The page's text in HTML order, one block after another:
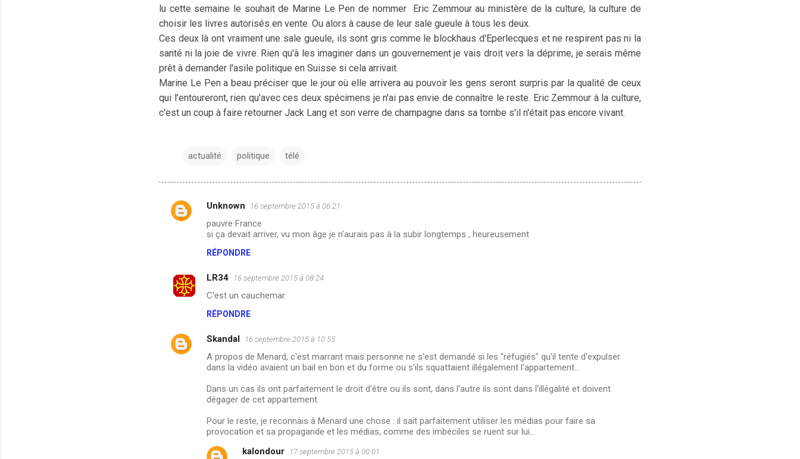
lu cette semaine le souhait de Marine Le Pen de nommer Eric Zemmour au ministère de la culture, la culture de
choisir les livres autorisés en vente. Ou alors à cause de leur sale gueule à tous les deux.
Ces deux là ont vraiment une sale gueule, ils sont gris comme le blockhaus d'Eperlecques et ne respirent pas ni la
santé ni la joie de vivre. Rien qu'à les imaginer dans un gouvernement je vais droit vers la déprime, je serais même
prêt à demander l'asile politique en Suisse si cela arrivait.
Marine Le Pen a beau préciser que le jour où elle arrivera au pouvoir les gens seront surpris par la qualité de ceux
qui l’entoureront, rien qu'avec ces deux spécimens je n'ai pas envie de connaître le reste. Eric Zemmour à la culture,
c'est un coup à faire retourner Jack Lang et son verre de champagne dans sa tombe s'il n'était pas encore vivant.
actualité politique télé
C
e
n
i
Unknown 16 septembre 2015 à 06:21
pauvre France
si ça devait arriver, vu mon âge je n'aurais pas à la subir longtemps , heureusement
RÉPONDRE
LR34 16 septembre 2015 à 08:24
C'est un cauchemar.
RÉPONDRE
Skandal 16 septembre 2015 à 10:55
A propos de Menard, c'est marrant mais personne ne s'est demandé si les "réfugiés" qu'il tente d’expulser
dans la vidéo avaient un bail en bon et du forme ou s'ils squattaient illégalement l'appartement...
Dans un cas ils ont parfaitement le droit d'être ou ils sont, dans l'autre ils sont dans l'illégalité et doivent
dégager de cet appartement.
Pour le reste, je reconnais à Menard une chose : il sait parfaitement utiliser les médias pour faire sa
provocation et sa propagande et les médias, comme des imbéciles se ruent sur lui...
kalondour 17 septembre 2015 à 00:01